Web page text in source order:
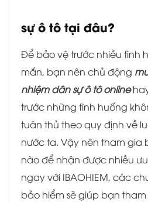
sự ô tô tại đâu?
Để bảo vệ trước nhiều tình
mắn, bạn nên chủ động
nhiệm dân sự ô tô online
trước những tình huống
tuân thủ theo quy định về
nước ta. Vậy nên tham gia
nào để nhận được nhiều
ngay với IBAOHIEM, các
bảo hiểm sẽ giúp bạn